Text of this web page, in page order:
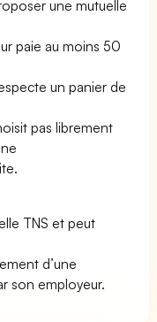
une mutuelle
paie au moins 50
un panier de
pas librement
TNS et peut
d’une
son employeur.